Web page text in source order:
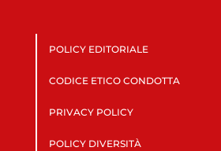
POLICY EDITORIALE
CODICE ETICO CONDOTTA
PRIVACY POLICY
POLICY DIVERSITÀ